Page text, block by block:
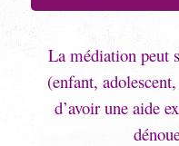
La médiation peut
(enfant,
d’avoir une aide